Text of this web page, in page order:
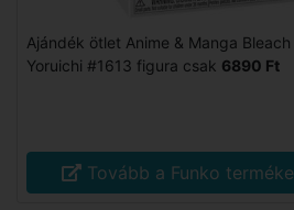
Ajándék ötlet Anime & Manga
Yoruichi #1613 figura csak 6890 Ft
Tovább a Funko